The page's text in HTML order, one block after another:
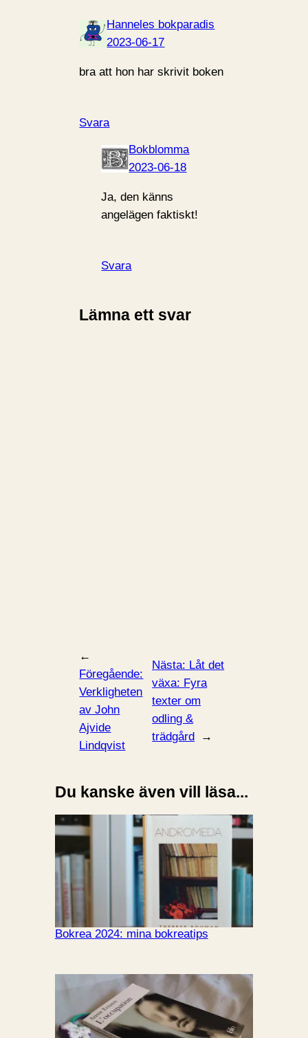
Hanneles bokparadis
2023-06-17
bra att hon har skrivit boken
Svara
Bokblomma
2023-06-18
Ja, den känns
angelägen faktiskt!
Svara
Lämna ett svar
←
Föregående:
Verkligheten
av John
Ajvide
Lindqvist
Nästa: Låt det
växa: Fyra
texter om
odling &
trädgård
→
Du kanske även vill läsa...
Bokrea 2024: mina bokreatips